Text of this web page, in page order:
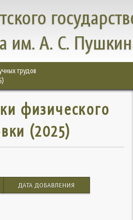
им. А. С.
трудов
физического
(2025)
ДАТА ДОБАВЛЕНИЯ